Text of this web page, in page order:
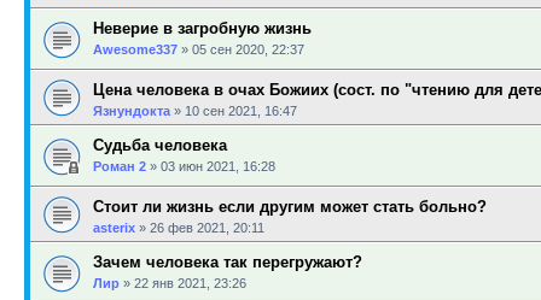
Неверие в загробную жизнь
Awesome337 » 05 сен 2020, 22:37
Цена человека в очах Божиих (сост. по "чтению для
Язнундокта » 10 сен 2021, 16:47
Cудьба человека
Роман 2 » 03 июн 2021, 16:28
Стоит ли жизнь если другим может стать больно?
asterix » 26 фев 2021, 20:11
Зачем человека так перегружают?
Лир » 22 янв 2021, 23:26